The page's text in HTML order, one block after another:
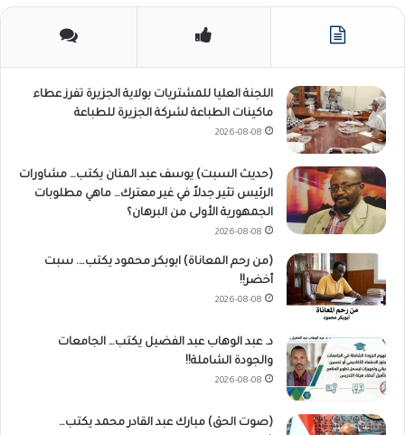
اللجنة العليا للمشتريات بولاية الجزيرة تفرز عطاء
ماكينات الطباعة لشركة الجزيرة للطباعة
2026-08-08
(حديث السبت) يوسف عبد المنان يكتب… مشاورات
الرئيس تثير جدلاً في غير معترك… ماهي مطلوبات
الجمهورية الأولى من البرهان؟
2026-08-08
(من رحم المعاناة) ابوبكر محمود يكتب…. سبت
أخضر!!
2026-08-08
د. عبد الوهاب عبد الفضيل يكتب… الجامعات
والجودة الشاملة!!
2026-08-08
(صوت الحق) مبارك عبد القادر محمد يكتب…